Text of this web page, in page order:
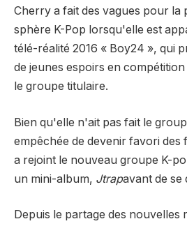
Cherry a fait des vagues pour la
sphère K-Pop lorsqu'elle est
télé-réalité 2016 « Boy24 », qui
de jeunes espoirs en
le groupe titulaire.
Bien qu'elle n'ait pas fait le
empêchée de devenir favori des
a rejoint le nouveau groupe K-
un mini-album, Jtrapavant de se
Depuis le partage des